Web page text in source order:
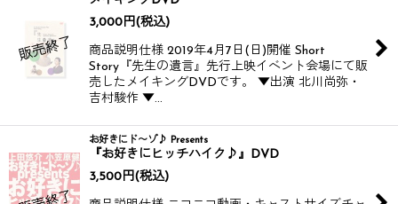
3,000 円(税込)
商品説明仕様 2019年4月7日(日)開催 Short
Story『先生の遺言』先行上映イベント会場にて販
売したメイキングDVDです。 ▼出演 北川尚弥・
吉村駿作 ▼…
お好きにド〜ゾ♪ Presents
『お好きにヒッチハイク♪』DVD
3,500 円(税込)